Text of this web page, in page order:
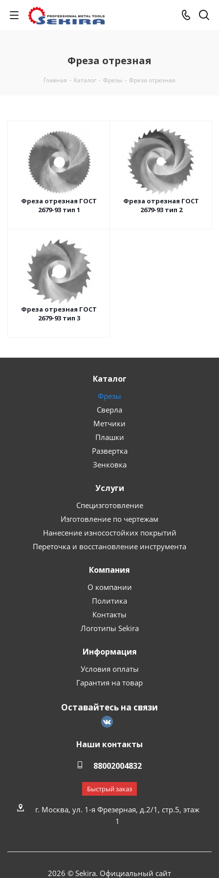
Фреза отрезная
Главная - Каталог - Фрезы - Фреза отрезная
Фреза отрезная ГОСТ
2679-93 тип 1
Фреза отрезная ГОСТ
2679-93 тип 2
Фреза отрезная ГОСТ
2679-93 тип 3
Каталог
Фрезы
Сверла
Метчики
Плашки
Развертка
Зенковка
Услуги
Специзготовление
Изготовление по чертежам
Нанесение износостойких покрытий
Переточка и восстановление инструмента
Компания
О компании
Политика
Контакты
Логотипы Sekira
Информация
Условия оплаты
Гарантия на товар
Оставайтесь на связи
Наши контакты
88002004832
Быстрый заказ
г. Москва, ул. 1-я Фрезерная, д.2/1, стр.5, этаж
1
2026 © Sekira. Официальный сайт